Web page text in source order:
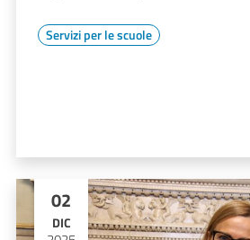
Servizi per le scuole
02
DIC